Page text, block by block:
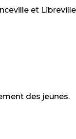
et
des jeunes.